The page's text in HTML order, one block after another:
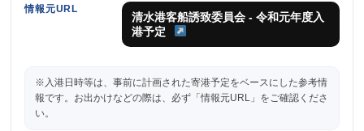
情報元URL
清水港客船誘致委員会 - 令和元年度入
港予定
※入港日時等は、事前に計画された寄港予定をベースにした参考情
報です。お出かけなどの際は、必ず「情報元URL」をご確認くださ
い。